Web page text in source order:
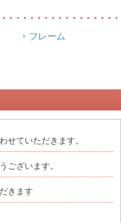
フレーム
ていただきます。
ございます。
きます